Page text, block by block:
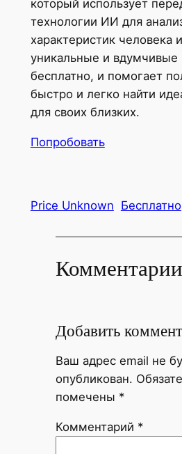
который использует
технологии ИИ для
характеристик человека
уникальные и вдумчивые
бесплатно, и помогает
быстро и легко найти
для своих близких.
Попробовать
Price Unknown Бесплатно
Комментарии
Добавить
Ваш адрес email не
опубликован.
помечены *
Комментарий *